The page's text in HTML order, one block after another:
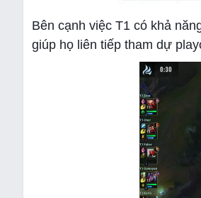
Bên cạnh việc T1 có khả
giúp họ liên tiếp tham dự